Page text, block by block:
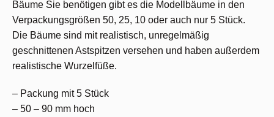
Bäume Sie benötigen gibt es die Modellbäume in den
Verpackungsgrößen 50, 25, 10 oder auch nur 5 Stück.
Die Bäume sind mit realistisch, unregelmäßig
geschnittenen Astspitzen versehen und haben außerdem
realistische Wurzelfüße.
– Packung mit 5 Stück
– 50 – 90 mm hoch